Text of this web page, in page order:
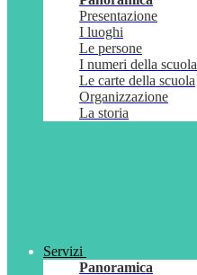
Presentazione
I luoghi
Le persone
I numeri della scuola
Le carte della scuola
Organizzazione
La storia
Servizi
Panoramica